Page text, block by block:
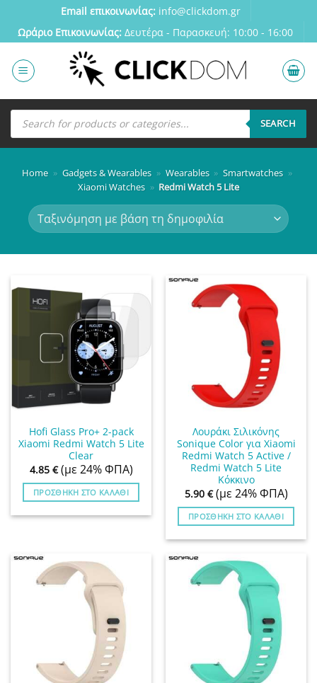
περιεχόμενο
Email επικοινωνίας: info@clickdom.gr
Ωράριο Eπικοινωνίας: Δευτέρα - Παρασκευή: 10:00 - 16:00
Αναζήτηση
προϊόντων SEARCH
Home » Gadgets & Wearables » Wearables » Smartwatches »
Xiaomi Watches » Redmi Watch 5 Lite
Hofi Glass Pro+ 2-pack
Xiaomi Redmi Watch 5 Lite
Clear
4.85 € (με 24% ΦΠΑ)
ΠΡΟΣΘΉΚΗ ΣΤΟ ΚΑΛΆΘΙ
Λουράκι Σιλικόνης
Sonique Color για Xiaomi
Redmi Watch 5 Active /
Redmi Watch 5 Lite
Κόκκινο
5.90 € (με 24% ΦΠΑ)
ΠΡΟΣΘΉΚΗ ΣΤΟ ΚΑΛΆΘΙ